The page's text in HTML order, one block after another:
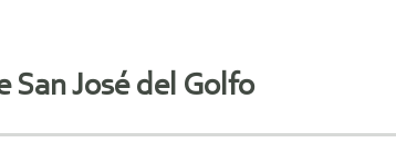
San José del Golfo